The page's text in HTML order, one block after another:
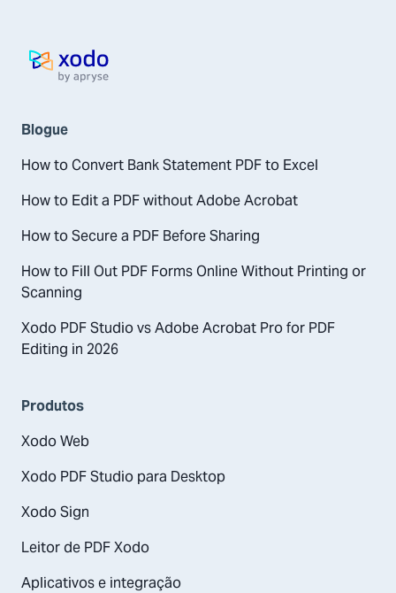
Pagina inicial
Blogue
How to Convert Bank Statement PDF to Excel
How to Edit a PDF without Adobe Acrobat
How to Secure a PDF Before Sharing
How to Fill Out PDF Forms Online Without Printing or
Scanning
Xodo PDF Studio vs Adobe Acrobat Pro for PDF
Editing in 2026
Produtos
Xodo Web
Xodo PDF Studio para Desktop
Xodo Sign
Leitor de PDF Xodo
Aplicativos e integração